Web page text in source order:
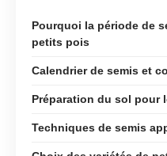
Pourquoi la période de
petits pois
Calendrier de semis et
Préparation du sol pour
Techniques de semis